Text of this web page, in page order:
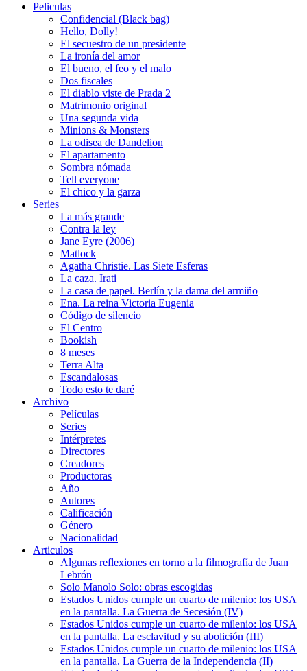
Peliculas
Confidencial (Black bag)
Hello, Dolly!
El secuestro de un presidente
La ironía del amor
El bueno, el feo y el malo
Dos fiscales
El diablo viste de Prada 2
Matrimonio original
Una segunda vida
Minions & Monsters
La odisea de Dandelion
El apartamento
Sombra nómada
Tell everyone
El chico y la garza
Series
La más grande
Contra la ley
Jane Eyre (2006)
Matlock
Agatha Christie. Las Siete Esferas
La caza. Irati
La casa de papel. Berlín y la dama del armiño
Ena. La reina Victoria Eugenia
Código de silencio
El Centro
Bookish
8 meses
Terra Alta
Escandalosas
Todo esto te daré
Archivo
Películas
Series
Intérpretes
Directores
Creadores
Productoras
Año
Autores
Calificación
Género
Nacionalidad
Articulos
Algunas reflexiones en torno a la filmografía de Juan
Lebrón
Solo Manolo Solo: obras escogidas
Estados Unidos cumple un cuarto de milenio: los USA
en la pantalla. La Guerra de Secesión (IV)
Estados Unidos cumple un cuarto de milenio: los USA
en la pantalla. La esclavitud y su abolición (III)
Estados Unidos cumple un cuarto de milenio: los USA
en la pantalla. La Guerra de la Independencia (II)